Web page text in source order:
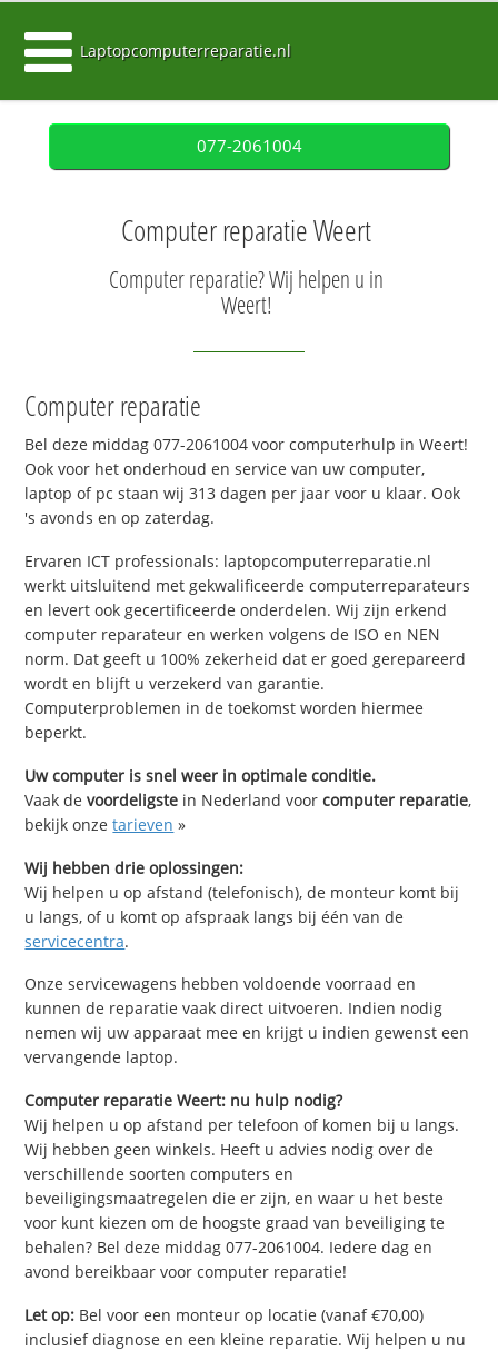
Laptopcomputerreparatie.nl
077-2061004
Computer reparatie Weert
Computer reparatie? Wij helpen u in
Weert!
Computer reparatie
Bel deze middag 077-2061004 voor computerhulp in Weert!
Ook voor het onderhoud en service van uw computer,
laptop of pc staan wij 313 dagen per jaar voor u klaar. Ook
's avonds en op zaterdag.
Ervaren ICT professionals: laptopcomputerreparatie.nl
werkt uitsluitend met gekwalificeerde computerreparateurs
en levert ook gecertificeerde onderdelen. Wij zijn erkend
computer reparateur en werken volgens de ISO en NEN
norm. Dat geeft u 100% zekerheid dat er goed gerepareerd
wordt en blijft u verzekerd van garantie.
Computerproblemen in de toekomst worden hiermee
beperkt.
Uw computer is snel weer in optimale conditie.
Vaak devoordeligste in Nederland voorcomputer reparatie,
bekijk onzetarieven »
Wij hebben drie oplossingen:
Wij helpen u op afstand (telefonisch), de monteur komt bij
u langs, of u komt op afspraak langs bij één van de
servicecentra.
Onze servicewagens hebben voldoende voorraad en
kunnen de reparatie vaak direct uitvoeren. Indien nodig
nemen wij uw apparaat mee en krijgt u indien gewenst een
vervangende laptop.
Computer reparatie Weert: nu hulp nodig?
Wij helpen u op afstand per telefoon of komen bij u langs.
Wij hebben geen winkels. Heeft u advies nodig over de
verschillende soorten computers en
beveiligingsmaatregelen die er zijn, en waar u het beste
voor kunt kiezen om de hoogste graad van beveiliging te
behalen? Bel deze middag 077-2061004. Iedere dag en
avond bereikbaar voor computer reparatie!
Let op: Bel voor een monteur op locatie (vanaf €70,00)
inclusief diagnose en een kleine reparatie. Wij helpen u nu